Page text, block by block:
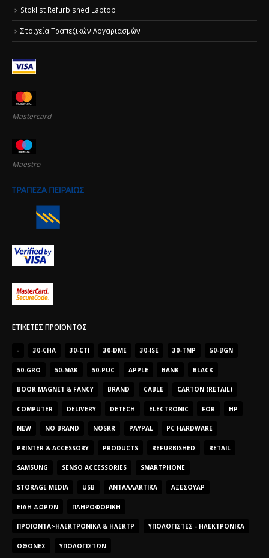
Stoklist Refurbished Laptop
Στοιχεία Τραπεζικών Λογαριασμών
Mastercard
Maestro
ΕΤΙΚΈΤΕΣ ΠΡΟΪΌΝΤΟΣ
- 30-CHA 30-CTI 30-DME 30-ISE 30-TMP 50-BGN
50-GRO 50-MAK 50-PUC APPLE BANK BLACK
BOOK MAGNET & FANCY BRAND CABLE CARTON (RETAIL)
COMPUTER DELIVERY DETECH ELECTRONIC FOR HP
NEW NO BRAND NOSKR PAYPAL PC HARDWARE
PRINTER & ACCESSORY PRODUCTS REFURBISHED RETAIL
SAMSUNG SENSO ACCESSORIES SMARTPHONE
STORAGE MEDIA USB ΑΝΤΑΛΛΑΚΤΙΚΆ ΑΞΕΣΟΥΆΡ
ΕΊΔΗ ΔΏΡΩΝ ΠΛΗΡΟΦΟΡΙΚΉ
ΠΡΟΪΌΝΤΑ>ΗΛΕΚΤΡΟΝΙΚΆ & ΗΛΕΚΤΡ ΥΠΟΛΟΓΙΣΤΈΣ - ΗΛΕΚΤΡΟΝΙΚΆ
ΟΘΌΝΕΣ ΥΠΟΛΟΓΙΣΤΏΝ